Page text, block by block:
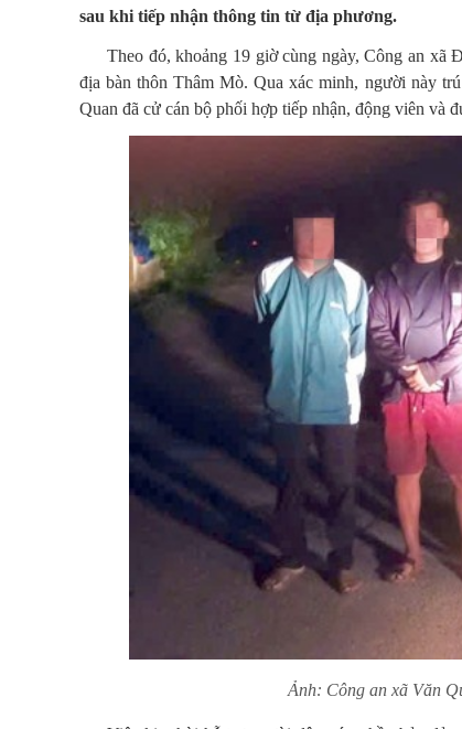
sau khi tiếp nhận thông tin từ địa phương.
Theo đó, khoảng 19 giờ cùng ngày, Công an xã
địa bàn thôn Thâm Mò. Qua xác minh, người này
Quan đã cử cán bộ phối hợp tiếp nhận, động viên và
Ảnh: Công an xã Văn